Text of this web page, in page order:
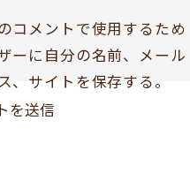
コメントで使用するため
ーに自分の名前、メール
、サイトを保存する。